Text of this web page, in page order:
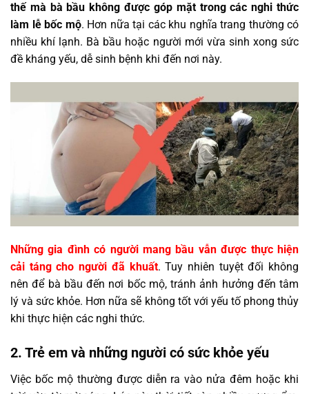
thế mà bà bầu không được góp mặt trong các nghi thức
làm lễ bốc mộ. Hơn nữa tại các khu nghĩa trang thường có
nhiều khí lạnh. Bà bầu hoặc người mới vừa sinh xong sức
đề kháng yếu, dễ sinh bệnh khi đến nơi này.
Những gia đình có người mang bầu vẫn được thực hiện
cải táng cho người đã khuất. Tuy nhiên tuyệt đối không
nên để bà bầu đến nơi bốc mộ, tránh ảnh hưởng đến tâm
lý và sức khỏe. Hơn nữa sẽ không tốt với yếu tố phong thủy
khi thực hiện các nghi thức.
2. Trẻ em và những người có sức khỏe yếu
Việc bốc mộ thường được diễn ra vào nửa đêm hoặc khi